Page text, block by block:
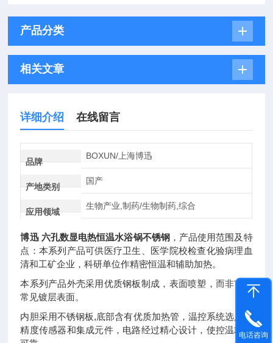
产品分类
相关文章
详细介绍 在线留言
品牌
BOXUN/上海博迅
产地类别
国产
应用领域
生物产业,制药/生物制药,综合
博迅 六孔数显电热恒温水浴锅不锈钢，产品使用范围及特
点：本系列产品可供医疗卫生、医学院校检查化验病理血
清和工矿企业，科研单位作精密恒温和辅助加热。
本系列产品外壳采用优质钢板制成，表面喷塑，而非市面
常见镀层表面。
内胆采用不锈钢板,底部含有优质加热管，温控系统选用高
精度传感器和集成元件，电路经过精心设计，使控温精确
电话咨询